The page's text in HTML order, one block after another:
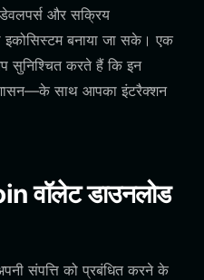
और सक्रिय
बनाया जा सके। एक
सुनिश्चित करते हैं कि इन
साथ आपका इंटरैक्शन
वॉलेट डाउनलोड
संपत्ति को प्रबंधित करने के